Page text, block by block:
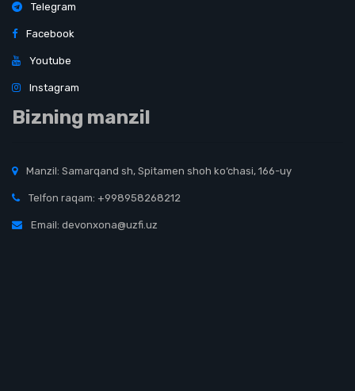
Telegram
Facebook
Youtube
Instagram
Bizning manzil
Manzil: Samarqand sh, Spitamen shoh ko‘chasi, 166-uy
Telfon raqam: +998958268212
Email: devonxona@uzfi.uz